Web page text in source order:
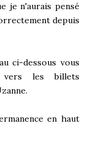
je n'aurais pensé
depuis
ci-dessous vous
vers les billets
en haut